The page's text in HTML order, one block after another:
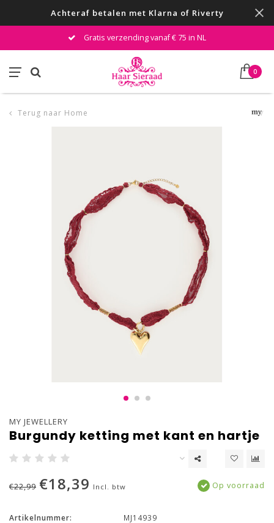
Achteraf betalen met Klarna of Riverty
Gratis verzending vanaf € 75 in NL
0
Terug naar Home
MY JEWELLERY
Burgundy ketting met kant en hartje
€22,99 €18,39 Incl. btw Op voorraad
Artikelnummer: MJ14939